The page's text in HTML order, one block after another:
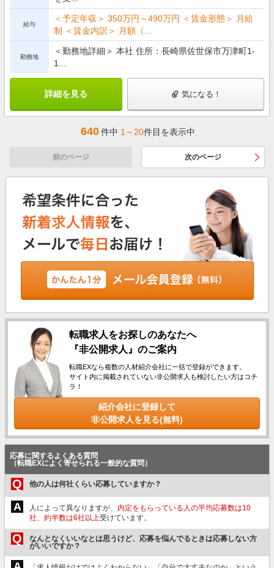
給与
＜予定年収＞ 350万円～490万円 ＜賃金形態＞ 月給
制 ＜賃金内訳＞ 月額（...
勤務地
＜勤務地詳細＞ 本社 住所：長崎県佐世保市万津町1-
1...
詳細を見る 気になる！
640件中 1～20件目を表示中
前のページ 次のページ
転職求人をお探しのあなたへ
『非公開求人』のご案内
転職EXなら複数の人材紹介会社に一括で登録ができます。
サイト内に掲載されていない非公開求人も検討したい方はコチ
ラ！
紹介会社に登録して
非公開求人を見る(無料)
応募に関するよくある質問
（転職EXによく寄せられる一般的な質問）
Q 他の人は何社くらい応募していますか？
A 人によって異なりますが、 内定をもらっている人の平均応募数は10
社、約半数は6社以上受けています。
Q
なんとなくいいなとは思うけど、応募を悩んでるときは応募しない方
がいいですか？